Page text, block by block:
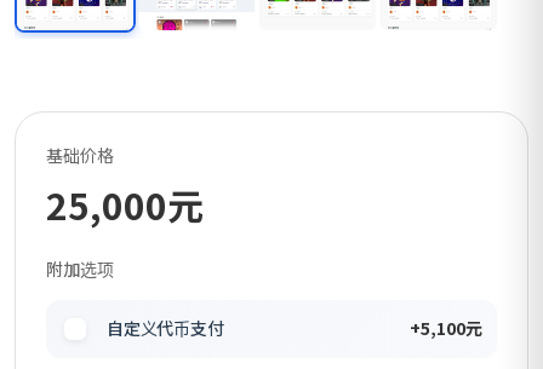
基础价格
25,000元
附加选项
自定义代币支付 +5,100元